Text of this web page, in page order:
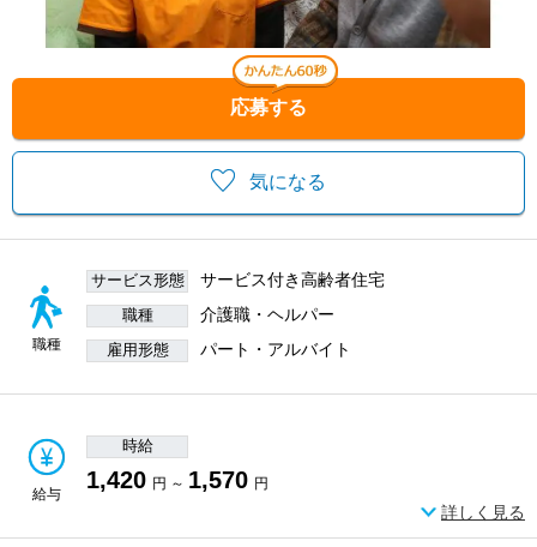
気になる
応募する
職種
サービス形態 サービス付き高齢者住宅
職種 介護職・ヘルパー
雇用形態 パート・アルバイト
給与
時給
1,420 円 ～ 1,570 円
詳しく見る